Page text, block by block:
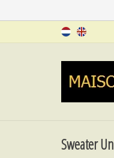
Sweater